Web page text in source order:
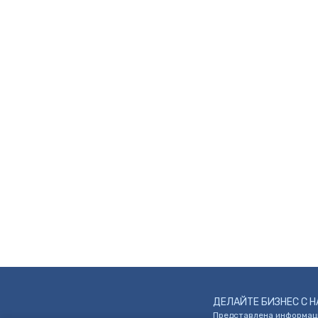
ДЕЛАЙТЕ БИЗНЕС С
Представлена